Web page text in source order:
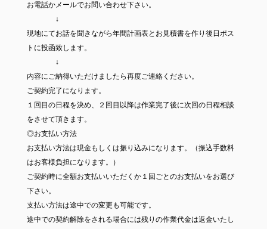
お電話かメールでお問い合わせ下さい。
↓
現地にてお話を聞きながら年間計画表とお見積書を作り後日ポス
トに投函致します。
↓
内容にご納得いただけましたら再度ご連絡ください。
ご契約完了になります。
１回目の日程を決め、２回目以降は作業完了後に次回の日程相談
をさせて頂きます。
◎お支払い方法
お支払い方法は現金もしくは振り込みになります。（振込手数料
はお客様負担になります。）
ご契約時に全額お支払いいただくか１回ごとのお支払いをお選び
下さい。
支払い方法は途中での変更も可能です。
途中での契約解除をされる場合には残りの作業代金は返金いたし